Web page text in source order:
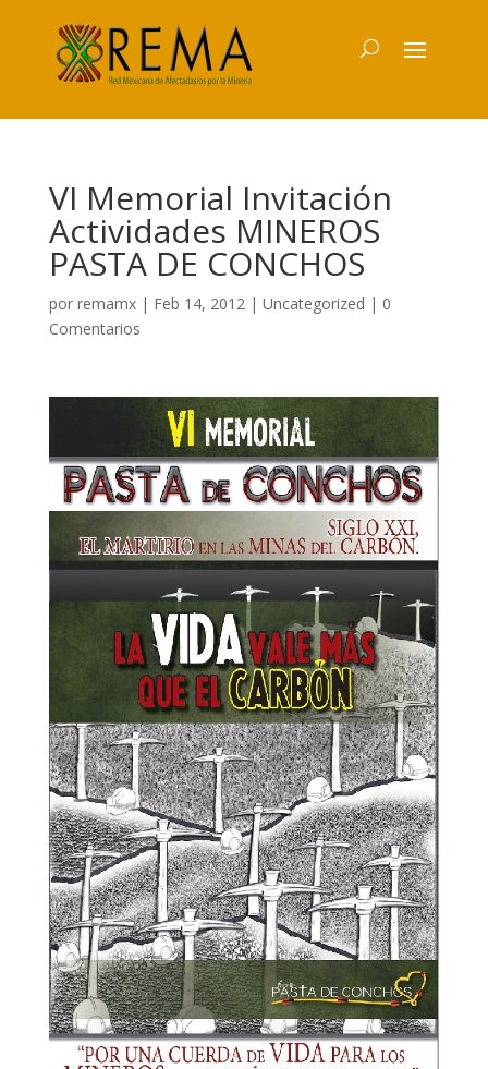
VI Memorial Invitación
Actividades MINEROS
PASTA DE CONCHOS
por remamx| Feb 14, 2012| Uncategorized | 0
Comentarios